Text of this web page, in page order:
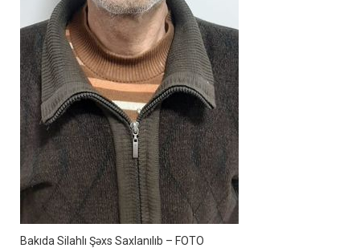
Bakıda Silahlı Şəxs Saxlanılıb – FOTO